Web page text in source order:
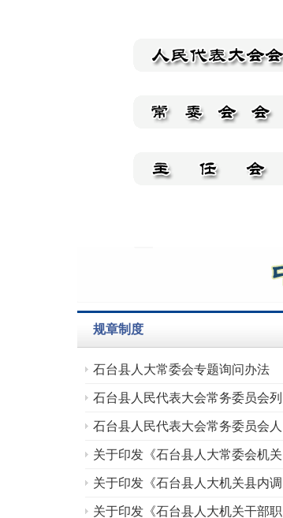
规章制度
石台县人大常委会专题询问办法
（试行） （2024年3月19日县十
三届人大常委会第三十三次主任会
议通过）
石台县人民代表大会常务委员会列
席常委会会议人大代表座谈会办法
石台县人民代表大会常务委员会人
事任免办法
关于印发《石台县人大常委会机关